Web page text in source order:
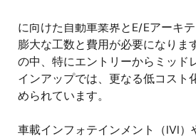
に向けた自動車業界とE/Eアーキテ
膨大な工数と費用が必要になりま
の中、特にエントリーからミッド
インアップでは、更なる低コスト
められています。
車載インフォテインメント（IVI）